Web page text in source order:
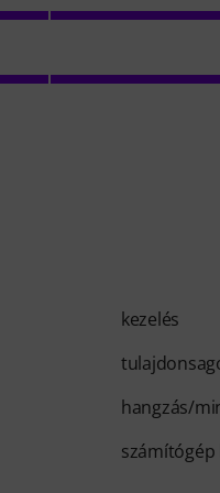
kezelés
hangzás/
számítógép